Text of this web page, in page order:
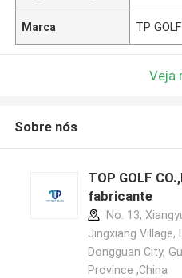
Marca TP GOLF
Veja
Sobre nós
TOP GOLF
fabricante
No. 13,
Jingxiang Village,
Dongguan City,
Province ,China